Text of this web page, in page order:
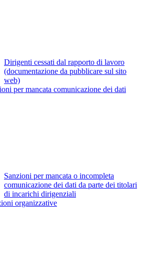
Dirigenti cessati dal rapporto di lavoro
(documentazione da pubblicare sul sito
web)
per mancata comunicazione dei dati
Sanzioni per mancata o incompleta
comunicazione dei dati da parte dei titolari
di incarichi dirigenziali
organizzative